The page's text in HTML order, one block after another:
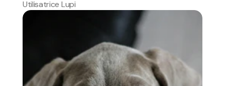
Utilisatrice Lupi